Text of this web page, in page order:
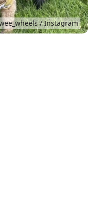
/ Instagram